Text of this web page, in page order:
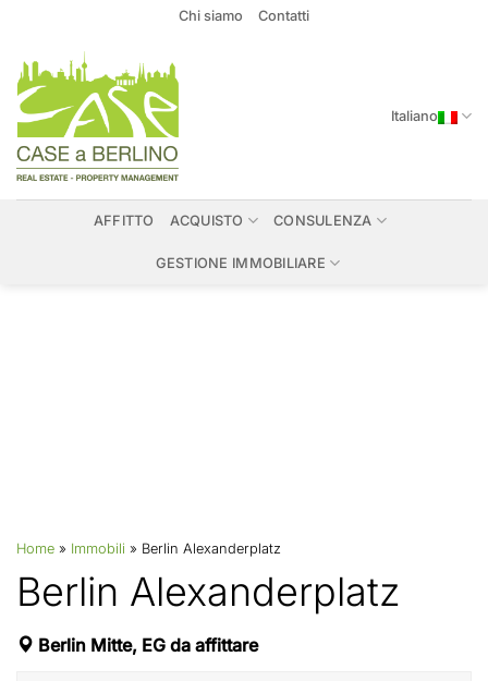
contenuti
Chi siamo Contatti
Italiano
AFFITTO ACQUISTO CONSULENZA
GESTIONE IMMOBILIARE
Home » Immobili » Berlin Alexanderplatz
Berlin Alexanderplatz
Berlin Mitte, EG da affittare